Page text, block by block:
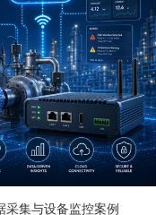
采集与设备监控案例